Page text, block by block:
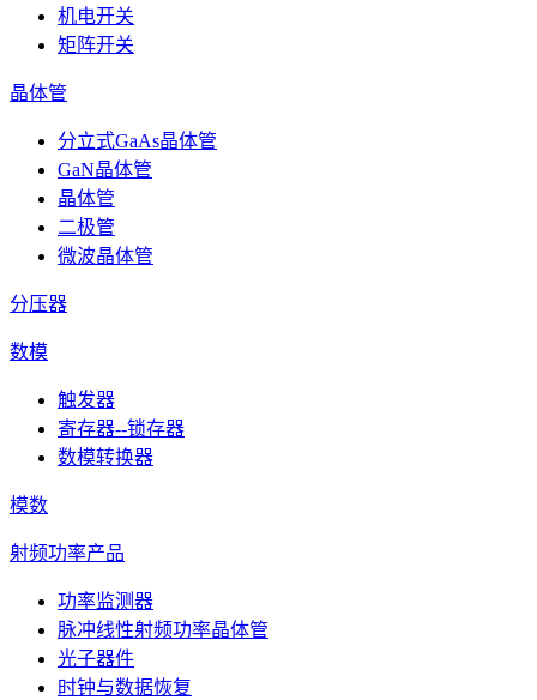
机电开关
矩阵开关
晶体管
分立式GaAs晶体管
GaN晶体管
晶体管
二极管
微波晶体管
分压器
数模
触发器
寄存器--锁存器
数模转换器
模数
射频功率产品
功率监测器
脉冲线性射频功率晶体管
光子器件
时钟与数据恢复